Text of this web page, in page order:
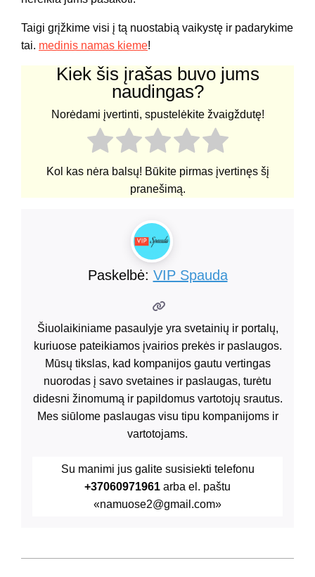
Taigi grįžkime visi į tą nuostabią vaikystę ir padarykime
tai. medinis namas kieme!
Kiek šis įrašas buvo jums
naudingas?
Norėdami įvertinti, spustelėkite žvaigždutę!
Kol kas nėra balsų! Būkite pirmas įvertinęs šį
pranešimą.
Paskelbė: VIP Spauda
Šiuolaikiniame pasaulyje yra svetainių ir portalų,
kuriuose pateikiamos įvairios prekės ir paslaugos.
Mūsų tikslas, kad kompanijos gautu vertingas
nuorodas į savo svetaines ir paslaugas, turėtu
didesni žinomumą ir papildomus vartotojų srautus.
Mes siūlome paslaugas visu tipu kompanijoms ir
vartotojams.
Su manimi jus galite susisiekti telefonu
+37060971961 arba el. paštu
«namuose2@gmail.com»